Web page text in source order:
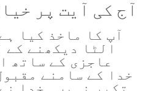
آج کی آیت پر
آپ کا ماخذ کیا
الٹا دیکھنے کے
عاجزی کے ساتھ
خدا کے سامنے